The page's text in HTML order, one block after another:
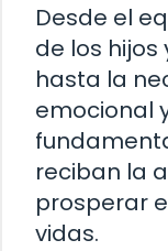
Desde el
de los
hasta la
emocional
reciban la
prosperar
vidas.